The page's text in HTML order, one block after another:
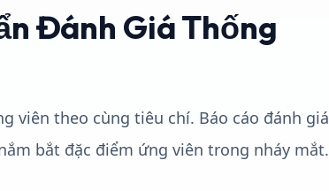
Đánh Giá Thống
viên theo cùng tiêu chí. Báo cáo đánh giá
bắt đặc điểm ứng viên trong nháy mắt.